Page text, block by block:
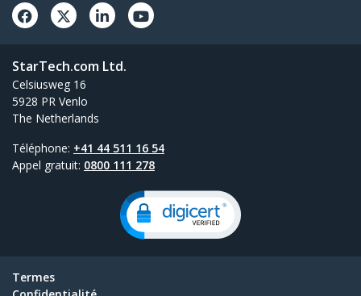
StarTech.com Ltd.
Celsiusweg 16
5928 PR Venlo
The Netherlands
Téléphone: +41 44 511 16 54
Appel gratuit: 0800 111 278
Termes